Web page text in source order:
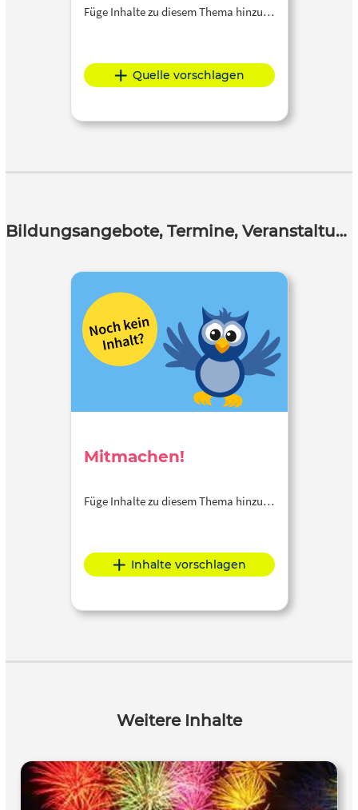
Füge Inhalte zu diesem Thema hinzu…
Quelle vorschlagen
Bildungsangebote, Termine, Veranstaltungen
Mitmachen!
Füge Inhalte zu diesem Thema hinzu…
Inhalte vorschlagen
Weitere Inhalte